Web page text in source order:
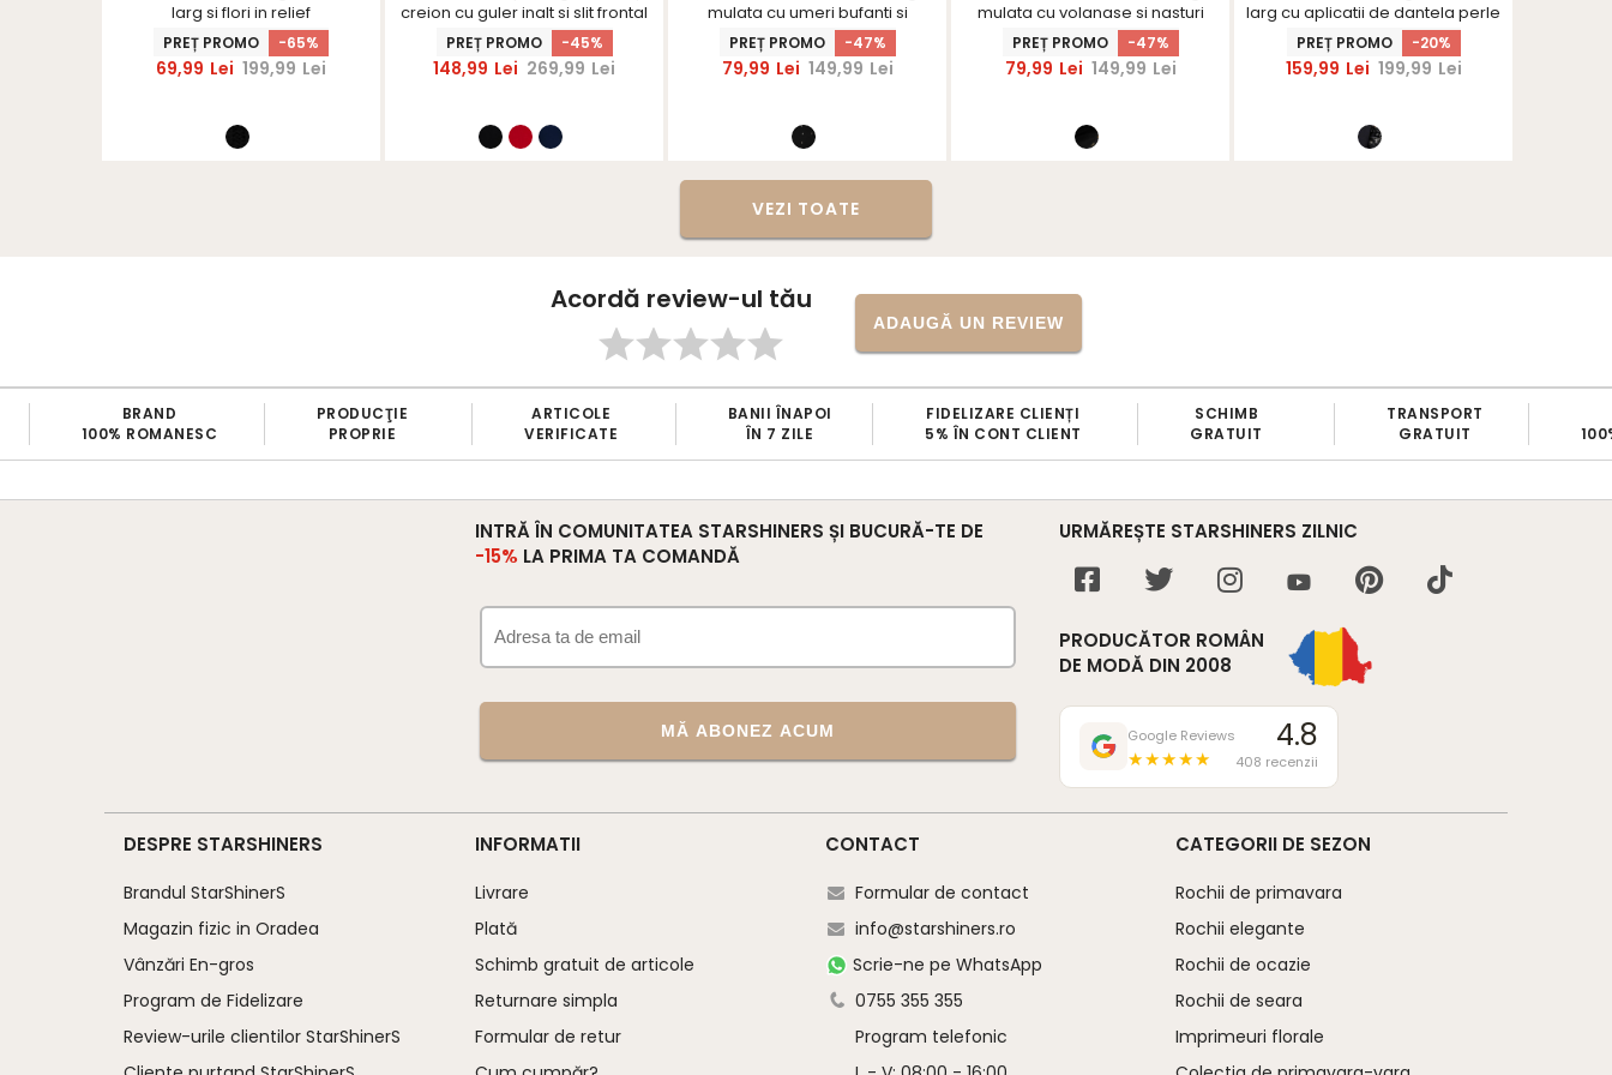
larg si flori in relief
PREȚ PROMO -65%
69,99 Lei 199,99 Lei
creion cu guler inalt si slit frontal
- StarShinerS
PREȚ PROMO -45%
148,99 Lei 269,99 Lei
mulata cu umeri bufanti si
aplicatii cu pietre strass
PREȚ PROMO -47%
79,99 Lei 149,99 Lei
mulata cu volanase si nasturi
decorativi
PREȚ PROMO -47%
79,99 Lei 149,99 Lei
larg cu aplicatii de dantela perle
PREȚ PROMO -20%
159,99 Lei 199,99 Lei
VEZI TOATE
Acordă review-ul tău
ADAUGĂ UN REVIEW
PRODUCŢIE
PROPRIE
ARTICOLE
VERIFICATE
BANII ÎNAPOI
ÎN 7 ZILE
FIDELIZARE CLIENȚI
5% ÎN CONT CLIENT
SCHIMB
GRATUIT
TRANSPORT
GRATUIT
BRAND
100% ROMANESC
INTRĂ ÎN COMUNITATEA STARSHINERS ȘI BUCURĂ-TE DE
-15% LA PRIMA TA COMANDĂ
MĂ ABONEZ ACUM
URMĂREȘTE STARSHINERS ZILNIC
PRODUCĂTOR ROMÂN
DE MODĂ DIN 2008
Google Reviews
★★★★★
4.8
408 recenzii
DESPRE STARSHINERS
Brandul StarShinerS
Magazin fizic in Oradea
Vânzări En-gros
Program de Fidelizare
Review-urile clientilor StarShinerS
INFORMATII
Livrare
Plată
Schimb gratuit de articole
Returnare simpla
Formular de retur
CONTACT
Formular de contact
info@starshiners.ro
Scrie-ne pe WhatsApp
0755 355 355
Program telefonic
CATEGORII DE SEZON
Rochii de primavara
Rochii elegante
Rochii de ocazie
Rochii de seara
Imprimeuri florale